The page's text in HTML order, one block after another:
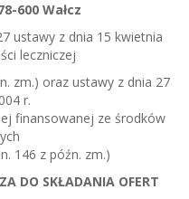
600 Wałcz
ustawy z dnia 15 kwietnia
leczniczej
zm.) oraz ustawy z dnia 27
r.
finansowanej ze środków
146 z późn. zm.)
DO SKŁADANIA OFERT